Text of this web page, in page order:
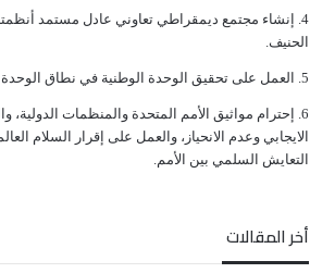
ﺇﻧﺸﺎﺀ ﻣﺠﺘﻤﻊ ﺩﻳﻤﻘﺮﺍﻃﻲ ﺗﻌﺎﻭﻧﻲ ﻋﺎﺩﻝ ﻣﺴﺘﻤﺪ
ﺍﻟﺤﻨﻴﻒ.
ﺍﻟﻌﻤﻞ ﻋﻠﻰ ﺗﺤﻘﻴﻖ ﺍﻟﻮﺣﺪﺓ ﺍﻟﻮﻃﻨﻴﺔ ﻓﻲ ﻧﻄﺎﻕ ﺍﻟﻮﺣﺪﺓ
ﺇﺣﺘﺮﺍﻡ ﻣﻮﺍﺛﻴﻖ الأﻣﻢ ﺍﻟﻤﺘﺤﺪﺓ ﻭﺍﻟﻤﻨﻈﻤﺎﺕ ﺍﻟﺪﻭﻟﻴﺔ،
ﺍﻻﻳﺠﺎﺑﻲ ﻭﻋﺪﻡ ﺍﻻﻧﺤﻴﺎﺯ، ﻭﺍﻟﻌﻤﻞ ﻋﻠﻰ ﺇﻗﺮﺍﺭ ﺍﻟﺴﻼﻡ
ﺍﻟﺘﻌﺎﻳﺶ ﺍﻟﺴﻠﻤﻲ ﺑﻴﻦ ﺍﻷﻣﻢ.
أخر المقالات